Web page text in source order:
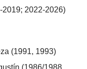
2019; 2022-2026)
(1991, 1993)
(1986/1988,